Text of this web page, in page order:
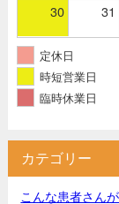
30 31
定休日
時短営業日
臨時休業日
カテゴリー
こんな患者さん